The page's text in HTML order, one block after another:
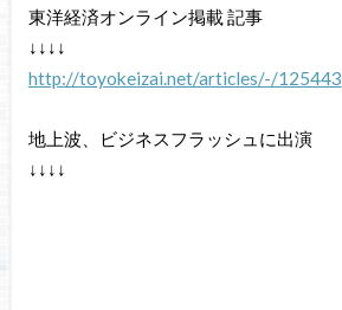
東洋経済オンライン掲載 記事
↓↓↓↓
http://toyokeizai.net/articles/-/125443
地上波、ビジネスフラッシュに出演
↓↓↓↓